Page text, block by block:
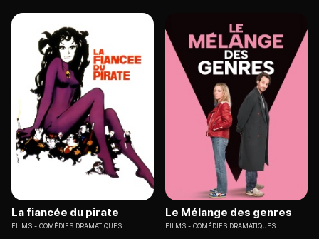
La fiancée du pirate
FILMS COMÉDIES DRAMATIQUES
Le Mélange des genres
FILMS COMÉDIES DRAMATIQUES